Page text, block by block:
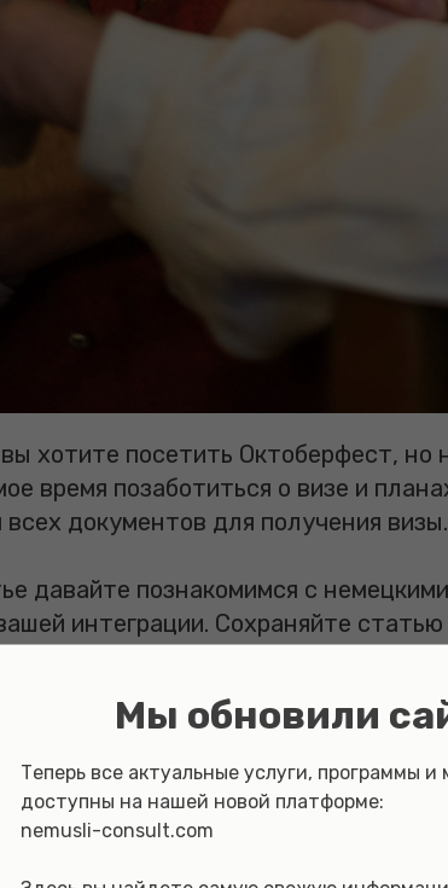
хотите посетить Октоберфест, но
время позаботиться о визе и
документов для получения визы.
давайте познакомимся с
интеграции. Сохраняйте статью
что многие не знают, с чего
кажутся скучными, театры —
а еще он мешает заводить
— это уникальная
и непринужденно. Здесь
Мы обновили
Теперь все актуальные услуги, программы и
доступны на нашей новой платформе:
nemusli-consult.com